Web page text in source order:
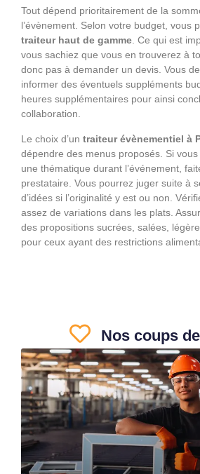
Tout dépend prioritairement de la
l’évènement. Selon votre budget, vous
traiteur haut de gamme . Ce qui est
vous sachiez que vous en trouverez à
donc pas à demander un devis. Vous
informer des éventuels suppléments
heures supplémentaires pour ainsi
collaboration.
Le choix d’un traiteur évènementiel à
dépendre des menus proposés. Si
une thématique durant l’événement,
prestataire. Vous pourrez juger suite à
d’idées si l’originalité y est ou non.
assez de variations dans les plats.
des propositions sucrées, salées,
pour ceux ayant des restrictions
Nos coups